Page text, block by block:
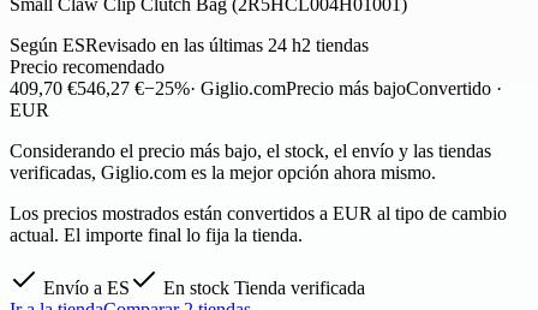
Según ESRevisado en las últimas 24 h2 tiendas
Precio recomendado
409,70 €546,27 €−25%· Giglio.comPrecio más bajoConvertido ·
EUR
Considerando el precio más bajo, el stock, el envío y las tiendas
verificadas, Giglio.com es la mejor opción ahora mismo.
Los precios mostrados están convertidos a EUR al tipo de cambio
actual. El importe final lo fija la tienda.
Envío a ES En stock Tienda verificada